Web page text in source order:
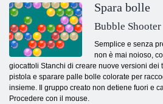
Spara bolle
Bubble Shooter
Semplice e senza
non è mai noioso,
giocattoli Stanchi di creare nuove versioni dei
pistola e sparare palle bolle colorate per
insieme. Il gruppo creato non detiene fuori e
Procedere con il mouse.